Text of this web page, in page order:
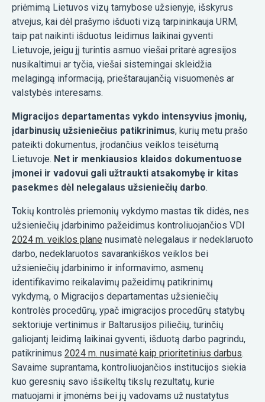
priėmimą Lietuvos vizų tarnybose užsienyje, išskyrus
atvejus, kai dėl prašymo išduoti vizą tarpininkauja URM,
taip pat naikinti išduotus leidimus laikinai gyventi
Lietuvoje, jeigu jį turintis asmuo viešai pritarė agresijos
nusikaltimui ar tyčia, viešai sistemingai skleidžia
melagingą informaciją, prieštaraujančią visuomenės ar
valstybės interesams.
Migracijos departamentas vykdo intensyvius įmonių,
įdarbinusių užsieniečius patikrinimus, kurių metu prašo
pateikti dokumentus, įrodančius veiklos teisėtumą
Lietuvoje. Net ir menkiausios klaidos dokumentuose
įmonei ir vadovui gali užtraukti atsakomybę ir kitas
pasekmes dėl nelegalaus užsieniečių darbo.
Tokių kontrolės priemonių vykdymo mastas tik didės, nes
užsieniečių įdarbinimo pažeidimus kontroliuojančios VDI
2024 m. veiklos plane nusimatė nelegalaus ir nedeklaruoto
darbo, nedeklaruotos savarankiškos veiklos bei
užsieniečių įdarbinimo ir informavimo, asmenų
identifikavimo reikalavimų pažeidimų patikrinimų
vykdymą, o Migracijos departamentas užsieniečių
kontrolės procedūrų, ypač imigracijos procedūrų statybų
sektoriuje vertinimus ir Baltarusijos piliečių, turinčių
galiojantį leidimą laikinai gyventi, išduotą darbo pagrindu,
patikrinimus 2024 m. nusimatė kaip prioritetinius darbus.
Savaime suprantama, kontroliuojančios institucijos siekia
kuo geresnių savo išsikeltų tikslų rezultatų, kurie
matuojami ir įmonėms bei jų vadovams už nustatytus